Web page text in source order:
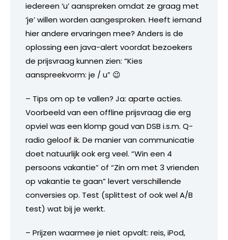
iedereen ‘u’ aanspreken omdat ze graag met
‘je’ willen worden aangesproken. Heeft iemand
hier andere ervaringen mee? Anders is de
oplossing een java-alert voordat bezoekers
de prijsvraag kunnen zien: “Kies
aanspreekvorm: je / u” 😉
– Tips om op te vallen? Ja: aparte acties.
Voorbeeld van een offline prijsvraag die erg
opviel was een klomp goud van DSB i.s.m. Q-
radio geloof ik. De manier van communicatie
doet natuurlijk ook erg veel. “Win een 4
persoons vakantie” of “Zin om met 3 vrienden
op vakantie te gaan” levert verschillende
conversies op. Test (splittest of ook wel A/B
test) wat bij je werkt.
– Prijzen waarmee je niet opvalt: reis, iPod,